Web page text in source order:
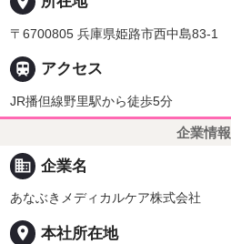
〒6700805 兵庫県姫路市西中島83-1
 アクセス
JR播但線野里駅から徒歩5分
企業情報
business 企業名
あなぶきメディカルケア株式会社
place 本社所在地